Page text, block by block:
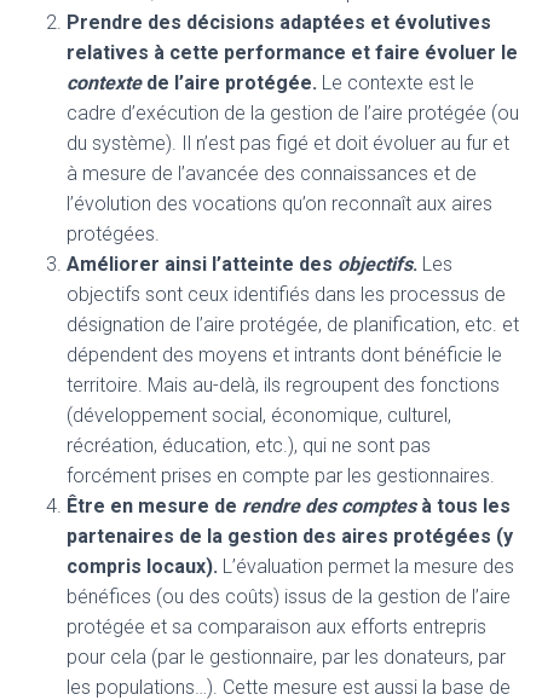
Prendre des décisions adaptées et évolutives
relatives à cette performance et faire évoluer le
contexte de l’aire protégée. Le contexte est le
cadre d’exécution de la gestion de l’aire protégée (ou
du système). Il n’est pas figé et doit évoluer au fur et
à mesure de l’avancée des connaissances et de
l’évolution des vocations qu’on reconnaît aux aires
protégées.
Améliorer ainsi l’atteinte des objectifs. Les
objectifs sont ceux identifiés dans les processus de
désignation de l’aire protégée, de planification, etc. et
dépendent des moyens et intrants dont bénéficie le
territoire. Mais au-delà, ils regroupent des fonctions
(développement social, économique, culturel,
récréation, éducation, etc.), qui ne sont pas
forcément prises en compte par les gestionnaires.
Être en mesure de rendre des comptes à tous les
partenaires de la gestion des aires protégées (y
compris locaux). L’évaluation permet la mesure des
bénéfices (ou des coûts) issus de la gestion de l’aire
protégée et sa comparaison aux efforts entrepris
pour cela (par le gestionnaire, par les donateurs, par
les populations…). Cette mesure est aussi la base de